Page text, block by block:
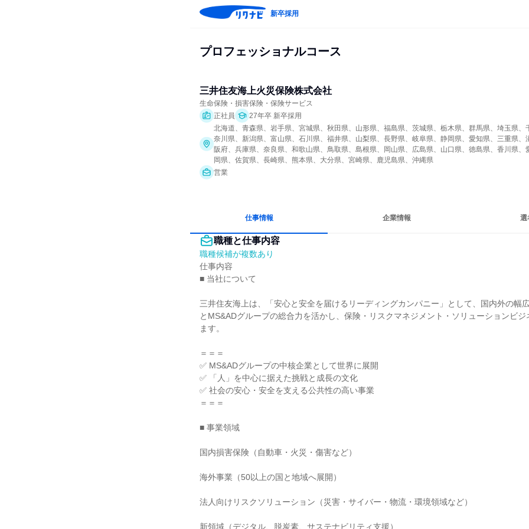
新卒採用
プロフェッショナルコース
三井住友海上火災保険株式会社
生命保険・損害保険・保険サービス
正社員
27年卒 新卒採用
北海道、青森県、岩手県、宮城県、秋田県、山形県、福島県、茨城県、栃木県、群馬県、埼玉県、
奈川県、新潟県、富山県、石川県、福井県、山梨県、長野県、岐阜県、静岡県、愛知県、三重県、
阪府、兵庫県、奈良県、和歌山県、鳥取県、島根県、岡山県、広島県、山口県、徳島県、香川県、
岡県、佐賀県、長崎県、熊本県、大分県、宮崎県、鹿児島県、沖縄県
営業
仕事情報 企業情報 選
職種と仕事内容
職種候補が複数あり
仕事内容
■ 当社について
三井住友海上は、「安心と安全を届けるリーディングカンパニー」として、国内外の幅
とMS&ADグループの総合力を活かし、保険・リスクマネジメント・ソリューションビジ
ます。
＝＝＝
✅ MS&ADグループの中核企業として世界に展開
✅ 「人」を中心に据えた挑戦と成長の文化
✅ 社会の安心・安全を支える公共性の高い事業
＝＝＝
■ 事業領域
国内損害保険（自動車・火災・傷害など）
海外事業（50以上の国と地域へ展開）
法人向けリスクソリューション（災害・サイバー・物流・環境領域など）
新領域（デジタル、脱炭素、サステナビリティ支援）